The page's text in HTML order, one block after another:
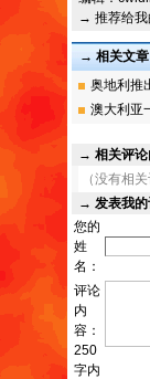
→ 推荐给我
→ 相关文章
奥地利推
澳大利亚
→ 相关评
（没有相关
→ 发表我
您的
姓
名：
评论
内
容：
250
字内